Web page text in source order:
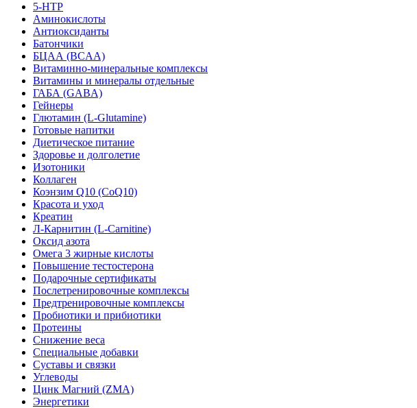
5-HTP
Аминокислоты
Антиоксиданты
Батончики
БЦАА (BCAA)
Витаминно-минеральные комплексы
Витамины и минералы отдельные
ГАБА (GABA)
Гейнеры
Глютамин (L-Glutamine)
Готовые напитки
Диетическое питание
Здоровье и долголетие
Изотоники
Коллаген
Коэнзим Q10 (CoQ10)
Красота и уход
Креатин
Л-Карнитин (L-Сarnitine)
Оксид азота
Омега 3 жирные кислоты
Повышение тестостерона
Подарочные сертификаты
Послетренировочные комплексы
Предтренировочные комплексы
Пробиотики и прибиотики
Протеины
Снижение веса
Специальные добавки
Суставы и связки
Углеводы
Цинк Магний (ZMA)
Энергетики